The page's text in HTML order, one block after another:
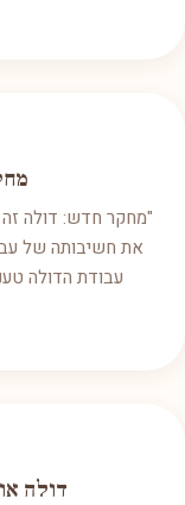
"מחקר חדש: דולה זה
את חשיבותה של
עבודת הדולה
דולה